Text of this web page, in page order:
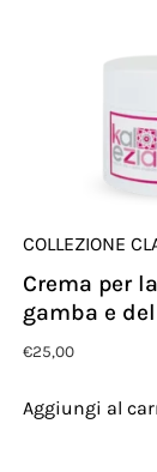
COLLEZIONE
Crema per
gamba e
€25,00
Aggiungi al